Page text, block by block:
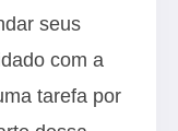
seus
com a
tarefa por